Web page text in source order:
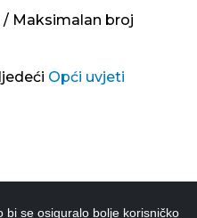
Maksimalan broj
Opći uvjeti
bi se osiguralo bolje korisničko